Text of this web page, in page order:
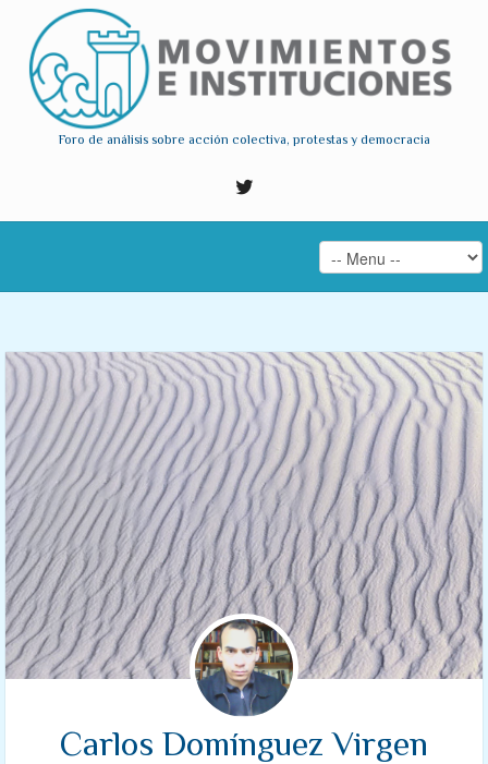
Foro de análisis sobre acción colectiva, protestas y democracia
Carlos Domínguez Virgen